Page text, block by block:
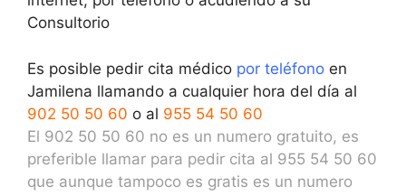
Consultorio
Es posible pedir cita médico por teléfono en
Jamilena llamando a cualquier hora del día al
902 50 50 60 o al 955 54 50 60
El 902 50 50 60 no es un numero gratuito, es
preferible llamar para pedir cita al 955 54 50 60
que aunque tampoco es gratis es un numero